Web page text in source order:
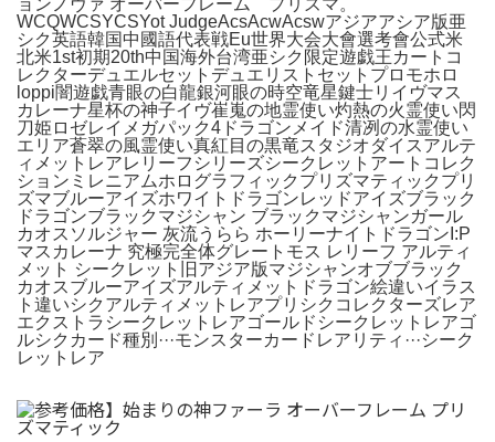
WCQWCSYCSYot JudgeAcsAcwAcswアジアアシア版亜
シク英語韓国中國語代表戦Eu世界大会大會選考會公式米
北米1st初期20th中国海外台湾亜シク限定遊戯王カートコ
レクターデュエルセットデュエリストセットプロモホロ
loppi闇遊戯青眼の白龍銀河眼の時空竜星鍵士リイヴマス
カレーナ星杯の神子イヴ崔嵬の地霊使い灼熱の火霊使い閃
刀姫ロゼレイメガパック4ドラゴンメイド清冽の水霊使い
エリア蒼翠の風霊使い真紅目の黒竜スタジオダイスアルテ
ィメットレアレリーフシリーズシークレットアートコレク
ションミレニアムホログラフィックプリズマティックプリ
ズマブルーアイズホワイトドラゴンレッドアイズブラック
ドラゴンブラックマジシャン ブラックマジシャンガール
カオスソルジャー 灰流うらら ホーリーナイトドラゴンI:P
マスカレーナ 究極完全体グレートモス レリーフ アルティ
メット シークレット旧アジア版マジシャンオブブラック
カオスブルーアイズアルティメットドラゴン絵違いイラス
ト違いシクアルティメットレアプリシクコレクターズレア
エクストラシークレットレアゴールドシークレットレアゴ
ルシクカード種別···モンスターカードレアリティ···シーク
レットレア